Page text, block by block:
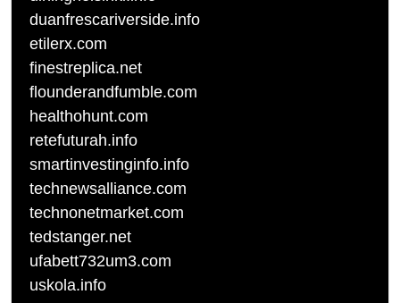
duanfrescariverside.info
etilerx.com
finestreplica.net
flounderandfumble.com
healthohunt.com
retefuturah.info
smartinvestinginfo.info
technewsalliance.com
technonetmarket.com
tedstanger.net
ufabett732um3.com
uskola.info